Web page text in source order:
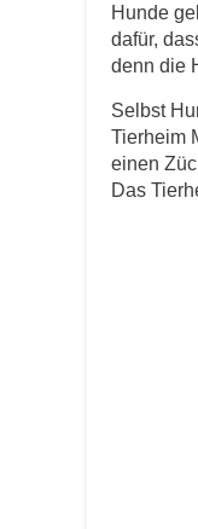
Hunde
dafür,
denn die
Selbst
Tierheim
einen
Das